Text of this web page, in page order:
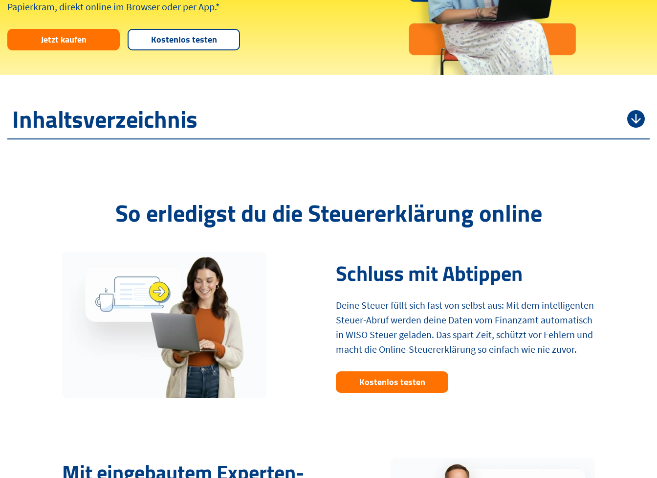
Papierkram, direkt online im Browser oder per App.*
Jetzt kaufen Kostenlos testen
Inhaltsverzeichnis
So erledigst du die Steuererklärung online
Schluss mit Abtippen
Deine Steuer füllt sich fast von selbst aus: Mit dem intelligenten
Steuer-Abruf werden deine Daten vom Finanzamt automatisch
in WISO Steuer geladen. Das spart Zeit, schützt vor Fehlern und
macht die Online-Steuererklärung so einfach wie nie zuvor.
Kostenlos testen